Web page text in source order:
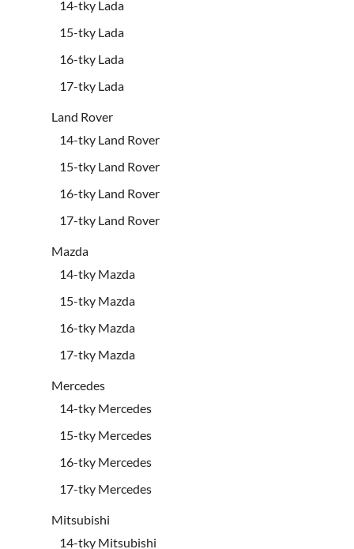
14-tky Lada
15-tky Lada
16-tky Lada
17-tky Lada
Land Rover
14-tky Land Rover
15-tky Land Rover
16-tky Land Rover
17-tky Land Rover
Mazda
14-tky Mazda
15-tky Mazda
16-tky Mazda
17-tky Mazda
Mercedes
14-tky Mercedes
15-tky Mercedes
16-tky Mercedes
17-tky Mercedes
Mitsubishi
14-tky Mitsubishi